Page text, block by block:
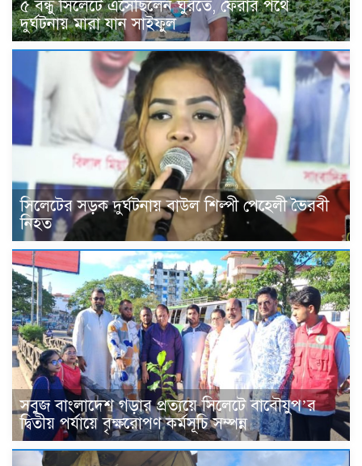
৫ বন্ধু সিলেটে এসেছিলেন ঘুরতে, ফেরার পথে
দুর্ঘটনায় মারা যান সাইফুল
সিলেটের সড়ক দুর্ঘটনায় বাউল শিল্পী পেহেলী ভৈরবী
নিহত
সবুজ বাংলাদেশ গড়ার প্রত্যয়ে সিলেটে বাবৌযুপ’র
দ্বিতীয় পর্যায়ে বৃক্ষরোপণ কর্মসূচি সম্পন্ন